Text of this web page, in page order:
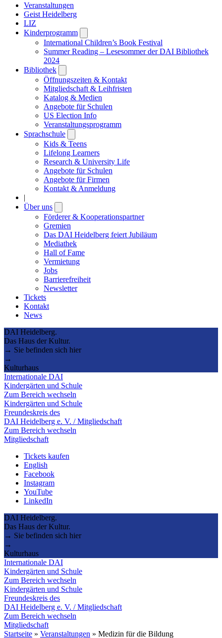
Veranstaltungen
Geist Heidelberg
LIZ
Kinderprogramm
submenu
International Children’s Book Festival
Summer Reading – Lesesommer der DAI Bibliothek
2024
Bibliothek
submenu
Öffnungszeiten & Kontakt
Mitgliedschaft & Leihfristen
Katalog & Medien
Angebote für Schulen
US Election Info
Veranstaltungsprogramm
Sprachschule
submenu
Kids & Teens
Lifelong Learners
Research & University Life
Angebote für Schulen
Angebote für Firmen
Kontakt & Anmeldung
|
Über uns
submenu
Förderer & Kooperationspartner
Gremien
Das DAI Heidelberg feiert Jubiläum
Mediathek
Hall of Fame
Vermietung
Jobs
Barrierefreiheit
Newsletter
Tickets
Kontakt
News
DAI Heidelberg.
Das Haus der Kultur.
→ Sie befinden sich hier
→
Kulturhaus
Internationale DAI
Kindergärten und Schule
Zum Bereich wechseln
Kindergärten und Schule
Freundeskreis des
DAI Heidelberg e. V. / Mitgliedschaft
Zum Bereich wechseln
Mitgliedschaft
Tickets kaufen
English
Facebook
Instagram
YouTube
LinkedIn
DAI Heidelberg.
Das Haus der Kultur.
→ Sie befinden sich hier
→
Kulturhaus
Internationale DAI
Kindergärten und Schule
Zum Bereich wechseln
Kindergärten und Schule
Freundeskreis des
DAI Heidelberg e. V. / Mitgliedschaft
Zum Bereich wechseln
Mitgliedschaft
Startseite » Veranstaltungen » Medizin für die Bildung